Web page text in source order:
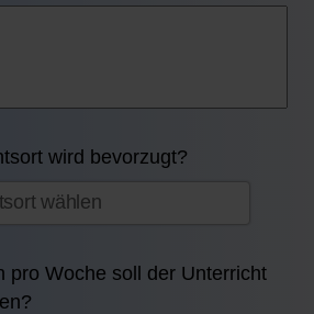
wird bevorzugt?
pro Woche soll der Unterricht